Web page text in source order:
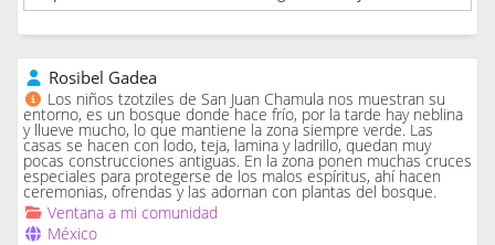
Rosibel Gadea
Los niños tzotziles de San Juan Chamula nos muestran su
entorno, es un bosque donde hace frío, por la tarde hay neblina
y llueve mucho, lo que mantiene la zona siempre verde. Las
casas se hacen con lodo, teja, lamina y ladrillo, quedan muy
pocas construcciones antiguas. En la zona ponen muchas cruces
especiales para protegerse de los malos espíritus, ahí hacen
ceremonias, ofrendas y las adornan con plantas del bosque.
Ventana a mi comunidad
México